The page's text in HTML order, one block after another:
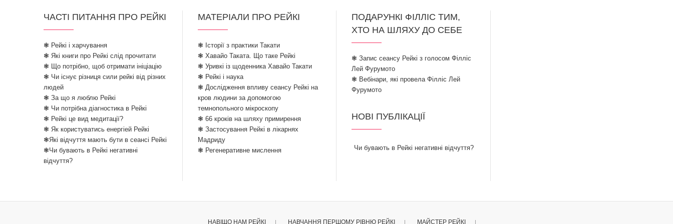
ЧАСТІ ПИТАННЯ ПРО РЕЙКІ
❃ Рейкі і харчування
❃ Які книги про Рейкі слід прочитати
❃ Що потрібно, щоб отримати ініціацію
❃ Чи існує різниця сили рейкі від різних
людей
❃ За що я люблю Рейкі
❃ Чи потрібна діагностика в Рейкі
❃ Рейкі це вид медитації?
❃ Як користуватись енергіей Рейкі
❃Які відчуття мають бути в сеансі Рейкі
❃Чи бувають в Рейкі негативні
відчуття?
МАТЕРІАЛИ ПРО РЕЙКІ
❃ Історії з практики Такати
❃ Хавайо Таката. Що таке Рейкі
❃ Уривкі із щоденника Хавайо Такати
❃ Рейкі і наука
❃ Дослідження впливу сеансу Рейкі на
кров людини за допомогою
темнопольного мікроскопу
❃ 66 кроків на шляху примирення
❃ Застосування Рейкі в лікарнях
Мадриду
❃ Регенеративне мислення
ПОДАРУНКІ ФІЛЛІС ТИМ,
ХТО НА ШЛЯХУ ДО СЕБЕ
❃ Запис сеансу Рейкі з голосом Філліс
Лей Фурумото
❃ Вебінари, які провела Філліс Лей
Фурумото
НОВІ ПУБЛІКАЦІЇ
Чи бувають в Рейкі негативні відчуття?
НАВІЩО НАМ РЕЙКІ НАВЧАННЯ ПЕРШОМУ РІВНЮ РЕЙКІ МАЙСТЕР РЕЙКІ